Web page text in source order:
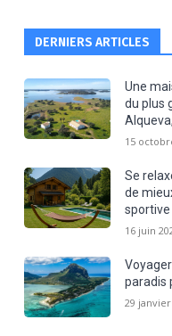
DERNIERS ARTICLES
Une
du plus
15
Se
de
sportive
16 juin
paradis
29 janvier